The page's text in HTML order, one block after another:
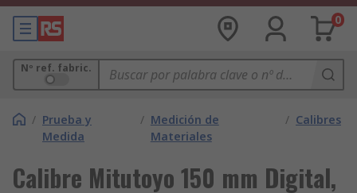
0
Nº ref. fabric.
/ Prueba y
Medida
/ Medición de
Materiales
/ Calibres
Calibre Mitutoyo 150 mm Digital,